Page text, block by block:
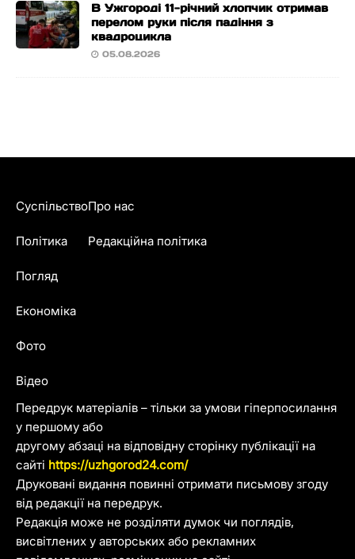
В Ужгороді 11-річний хлопчик отримав
перелом руки після падіння з
квадроцикла
05.08.2026
Передрук матеріалів – тільки за умови гіперпосилання
у першому або
другому абзаці на відповідну сторінку публікації на
сайті https://uzhgorod24.com/
Друковані видання повинні отримати письмову згоду
від редакції на передрук.
Редакція може не розділяти думок чи поглядів,
висвітлених у авторських або рекламних
Суспільство
Політика
Погляд
Економіка
Фото
Відео
Про нас
Редакційна політика